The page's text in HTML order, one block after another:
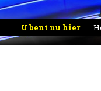
U bent nu hier